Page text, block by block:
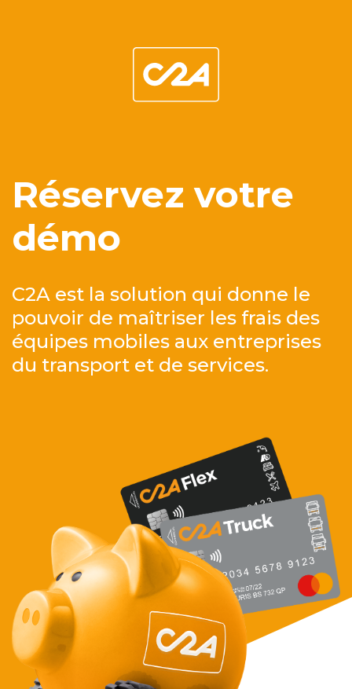
Réservez votre
démo
C2A est la solution qui donne le
pouvoir de maîtriser les frais des
équipes mobiles aux entreprises
du transport et de services.